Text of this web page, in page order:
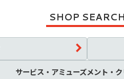
SHOP SEARCH
サービス・アミューズメント・